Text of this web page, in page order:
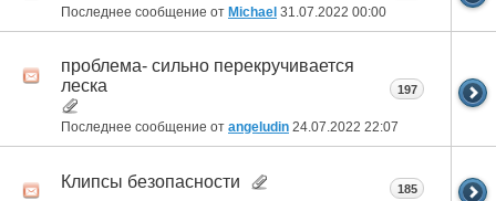
Последнее сообщение от Michael 31.07.2022 00:00
проблема- сильно перекручивается
леска
Последнее сообщение от angeludin 24.07.2022 22:07
197
Клипсы безопасности 185